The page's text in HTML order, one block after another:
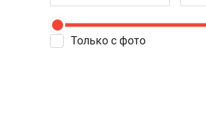
Только с фото